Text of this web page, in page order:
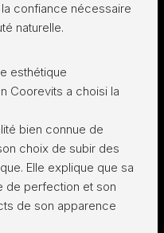
confiance nécessaire
naturelle.
esthétique
Coorevits a choisi la
bien connue de
choix de subir des
Elle explique que sa
de perfection et son
de son apparence